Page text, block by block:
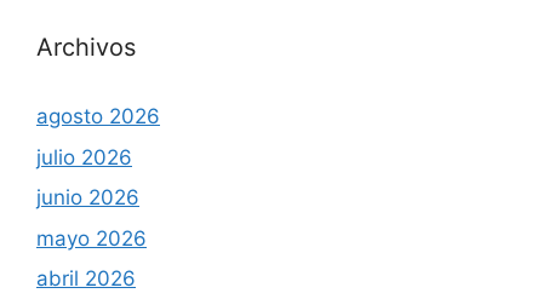
Archivos
agosto 2026
julio 2026
junio 2026
mayo 2026
abril 2026